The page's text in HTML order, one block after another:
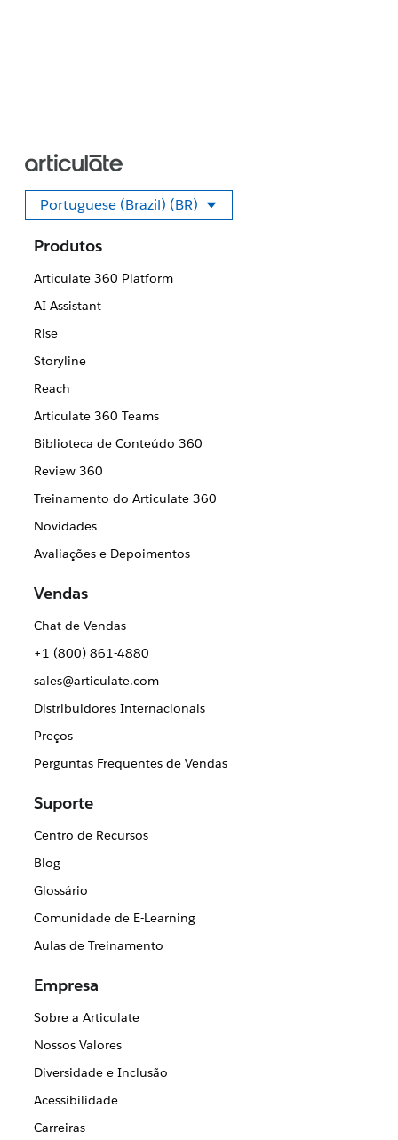
Portuguese (Brazil) (BR)
Selecione seu idioma
Produtos
Articulate 360 Platform
AI Assistant
Rise
Storyline
Reach
Articulate 360 Teams
Biblioteca de Conteúdo 360
Review 360
Treinamento do Articulate 360
Novidades
Avaliações e Depoimentos
Vendas
Chat de Vendas
+1 (800) 861-4880
sales@articulate.com
Distribuidores Internacionais
Preços
Perguntas Frequentes de Vendas
Suporte
Centro de Recursos
Blog
Glossário
Comunidade de E-Learning
Aulas de Treinamento
Empresa
Sobre a Articulate
Nossos Valores
Diversidade e Inclusão
Acessibilidade
Carreiras